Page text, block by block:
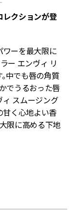
レクションが登
ワーを最大限に
ー エンヴィ リ
中でも唇の角質
でうるおった唇
ィ スムージング
甘く心地よい香
限に高める下地